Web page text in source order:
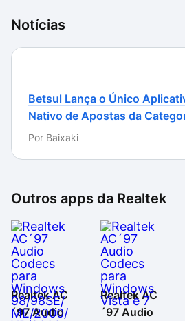
Notícias
Betsul Lança o Único
Nativo de Apostas da
Por Baixaki
Outros apps da Realtek
Realtek AC
´97 Audio
Realtek AC
´97 Audio